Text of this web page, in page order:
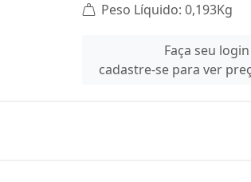
Peso Líquido: 0,193Kg
Faça seu
cadastre-se para ver